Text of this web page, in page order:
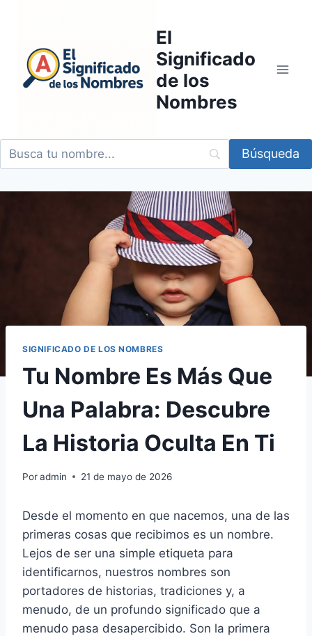
contenido
El
Significado
de los
Nombres
SIGNIFICADO DE LOS NOMBRES
Tu Nombre Es Más Que
Una Palabra: Descubre
La Historia Oculta En Ti
Poradmin 21 de mayo de 2026
Desde el momento en que nacemos, una de las
primeras cosas que recibimos es un nombre.
Lejos de ser una simple etiqueta para
identificarnos, nuestros nombres son
portadores de historias, tradiciones y, a
menudo, de un profundo significado que a
menudo pasa desapercibido. Son la primera